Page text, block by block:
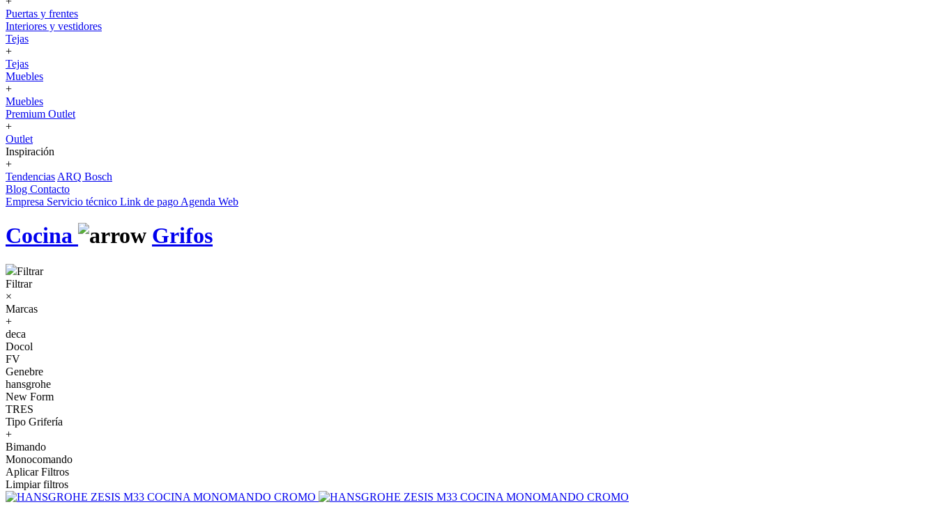
Puertas y frentes
Interiores y vestidores
Tejas
+
Tejas
Muebles
+
Muebles
Premium Outlet
+
Outlet
Inspiración
+
Tendencias ARQ Bosch
Blog Contacto
Empresa Servicio técnico Link de pago Agenda Web
Cocina Grifos
Filtrar
Filtrar
×
Marcas
+
deca
Docol
FV
Genebre
hansgrohe
New Form
TRES
Tipo Grifería
+
Bimando
Monocomando
Aplicar Filtros
Limpiar filtros